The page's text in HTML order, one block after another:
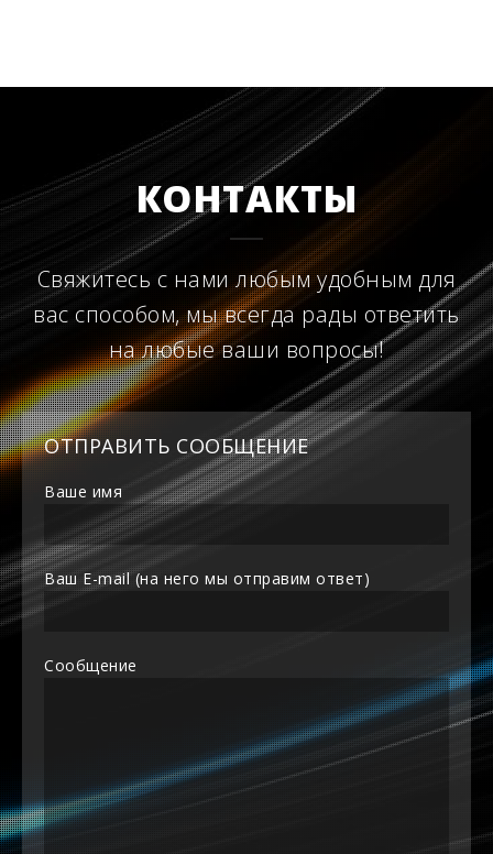
КОНТАКТЫ
Свяжитесь с нами любым удобным для
вас способом, мы всегда рады ответить
на любые ваши вопросы!
ОТПРАВИТЬ СООБЩЕНИЕ
Ваше имя
Ваш E-mail (на него мы отправим ответ)
Сообщение